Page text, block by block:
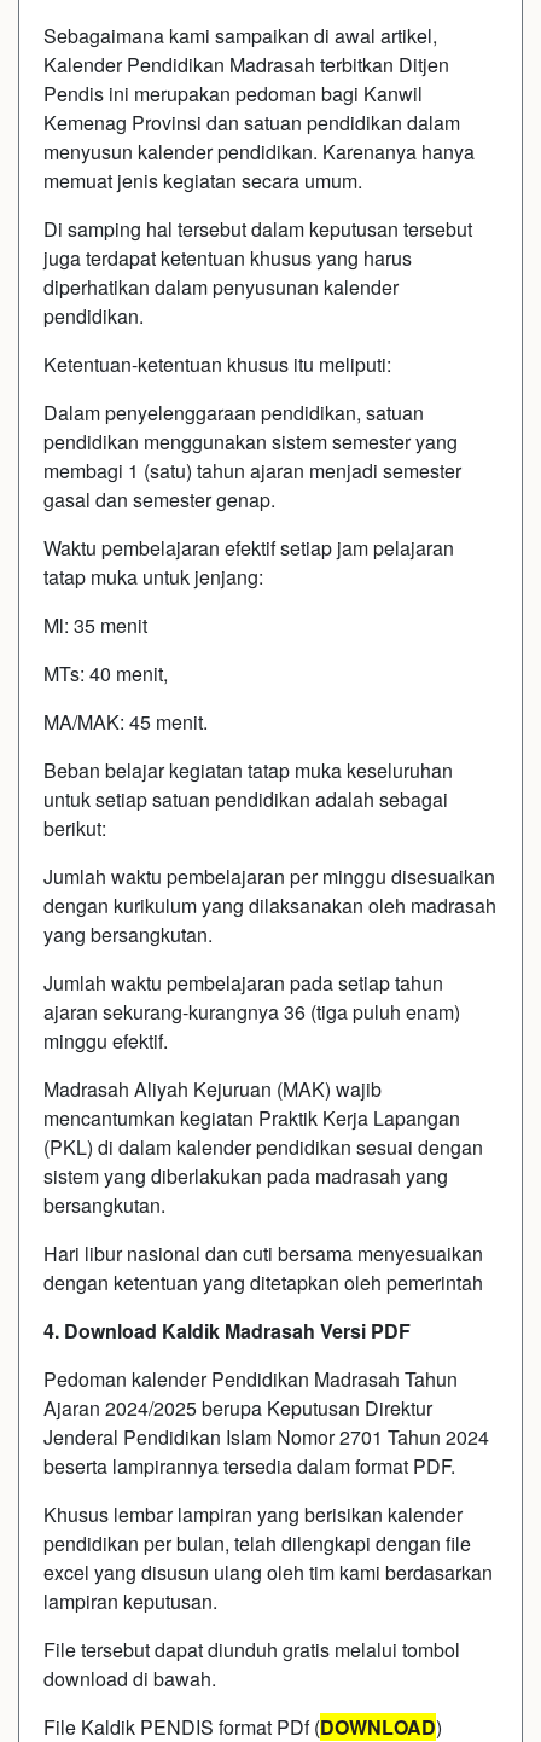
Sebagaimana kami sampaikan di awal artikel,
Kalender Pendidikan Madrasah terbitkan Ditjen
Pendis ini merupakan pedoman bagi Kanwil
Kemenag Provinsi dan satuan pendidikan dalam
menyusun kalender pendidikan. Karenanya hanya
memuat jenis kegiatan secara umum.
Di samping hal tersebut dalam keputusan tersebut
juga terdapat ketentuan khusus yang harus
diperhatikan dalam penyusunan kalender
pendidikan.
Ketentuan-ketentuan khusus itu meliputi:
Dalam penyelenggaraan pendidikan, satuan
pendidikan menggunakan sistem semester yang
membagi 1 (satu) tahun ajaran menjadi semester
gasal dan semester genap.
Waktu pembelajaran efektif setiap jam pelajaran
tatap muka untuk jenjang:
Ml: 35 menit
MTs: 40 menit,
MA/MAK: 45 menit.
Beban belajar kegiatan tatap muka keseluruhan
untuk setiap satuan pendidikan adalah sebagai
berikut:
Jumlah waktu pembelajaran per minggu disesuaikan
dengan kurikulum yang dilaksanakan oleh madrasah
yang bersangkutan.
Jumlah waktu pembelajaran pada setiap tahun
ajaran sekurang-kurangnya 36 (tiga puluh enam)
minggu efektif.
Madrasah Aliyah Kejuruan (MAK) wajib
mencantumkan kegiatan Praktik Kerja Lapangan
(PKL) di dalam kalender pendidikan sesuai dengan
sistem yang diberlakukan pada madrasah yang
bersangkutan.
Hari libur nasional dan cuti bersama menyesuaikan
dengan ketentuan yang ditetapkan oleh pemerintah
4. Download Kaldik Madrasah Versi PDF
Pedoman kalender Pendidikan Madrasah Tahun
Ajaran 2024/2025 berupa Keputusan Direktur
Jenderal Pendidikan Islam Nomor 2701 Tahun 2024
beserta lampirannya tersedia dalam format PDF.
Khusus lembar lampiran yang berisikan kalender
pendidikan per bulan, telah dilengkapi dengan file
excel yang disusun ulang oleh tim kami berdasarkan
lampiran keputusan.
File tersebut dapat diunduh gratis melalui tombol
download di bawah.
File Kaldik PENDIS format PDf (DOWNLOAD)